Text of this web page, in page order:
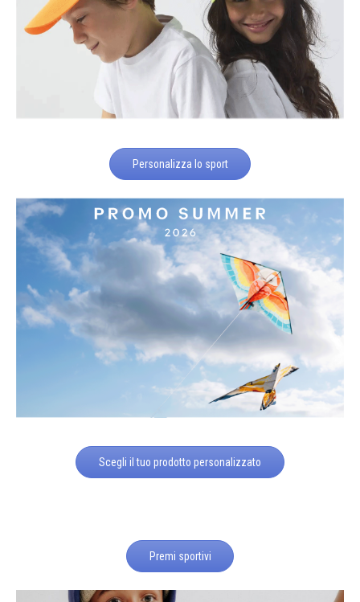
Personalizza lo sport
Scegli il tuo prodotto personalizzato
Premi sportivi